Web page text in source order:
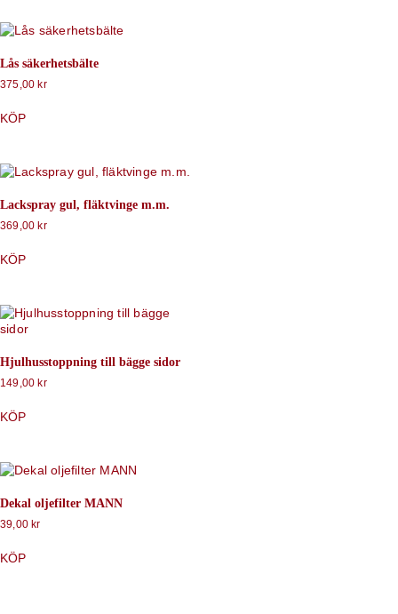
Lås säkerhetsbälte
375,00 kr
KÖP
Lackspray gul, fläktvinge m.m.
369,00kr
KÖP
Hjulhusstoppning till bägge sidor
149,00kr
KÖP
Dekal oljefilter MANN
39,00kr
KÖP